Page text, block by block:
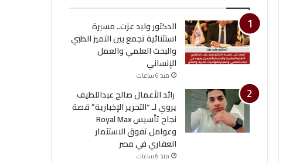
الدكتور وليد عزت.. مسيرة
استثنائية تجمع بين التميز الطبي
والبحث العلمي والعمل
الإنساني
منذ 6 ساعات
رائد الأعمال صالح عبداللطيف
يروي لـ “التحرير الإخبارية” قصة
نجاح تأسيس Royal Max
وعوامل تفوق الاستثمار
العقاري في مصر
منذ 6 ساعات